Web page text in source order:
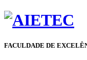
FACULDADE DE